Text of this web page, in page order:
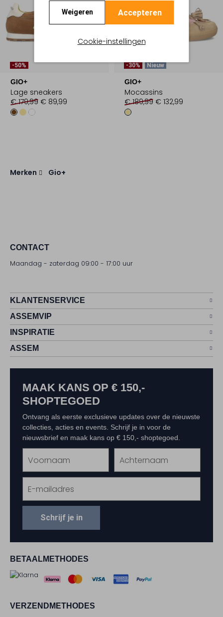
Weigeren Accepteren
Cookie-instellingen
-50%
GIO+
Lage sneakers
€ 179,99 € 89,99
-30% Nieuw
GIO+
Mocassins
€ 189,99 € 132,99
Merken Gio+
CONTACT
Maandag - zaterdag 09:00 - 17:00 uur
KLANTENSERVICE
ASSEMVIP
INSPIRATIE
ASSEM
BETAALMETHODES
VERZENDMETHODES
MAAK KANS OP € 150,-
SHOPTEGOED
Ontvang als eerste exclusieve updates over de nieuwste
collecties, acties en events. Schrijf je in voor de
nieuwsbrief en maak kans op € 150,- shoptegoed.
Schrijf je in